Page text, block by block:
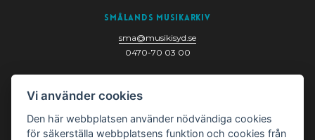
Smålands Musikarkiv
sma@musikisyd.se
0470-70 03 00
352 33 Växjö
Vi använder cookies
Den här webbplatsen använder nödvändiga cookies
för säkerställa webbplatsens funktion och cookies från